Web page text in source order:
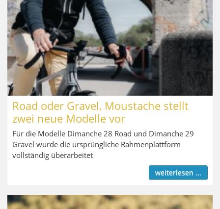
Road oder Gravel, Moustache stellt
zwei neue Modelle vor
Für die Modelle Dimanche 28 Road und Dimanche 29
Gravel wurde die ursprüngliche Rahmenplattform
vollständig überarbeitet
weiterlesen ...